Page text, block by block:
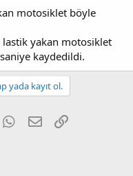
motosiklet böyle
lastik yakan motosiklet
kaydedildi.
yada kayıt ol.
WhatsApp
E-posta